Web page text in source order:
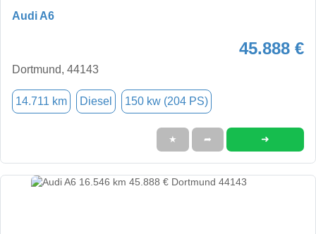
Audi A6
45.888 €
Dortmund, 44143
14.711 km Diesel 150 kw (204 PS)
★ ➦ ➜